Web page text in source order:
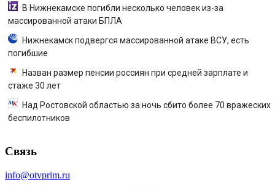
В Нижнекамске погибли несколько человек из-за
массированной атаки БПЛА
Нижнекамск подвергся массированной атаке ВСУ, есть
погибшие
Назван размер пенсии россиян при средней зарплате и
стаже 30 лет
Над Ростовской областью за ночь сбито более 70 вражеских
беспилотников
Связь
info@otvprim.ru